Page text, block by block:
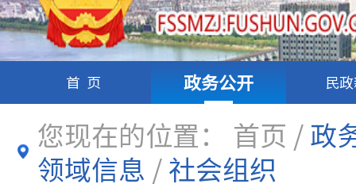
首页 政务公开 民
您现在的位置： 首页 /政
领域信息 /社会组织